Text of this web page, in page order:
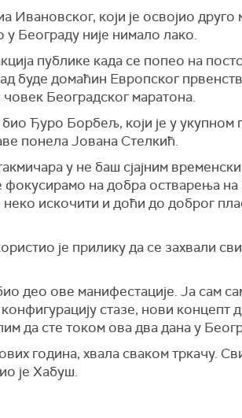
који је освојио друго
Београду није нимало лако.
публике када се попео на
буде домаћин Европског
човек Београдског маратона.
Ђуро Борбељ, који је у укупном
понела Јована Стелкић.
у не баш сјајним
на добра остварења
искочити и доћи до доброг
је прилику да се захвали
део ове манифестације. Ја сам
конфигурацију стазе, нови
да сте током ова два дана у
година, хвала сваком тркачу.
је Хабуш.